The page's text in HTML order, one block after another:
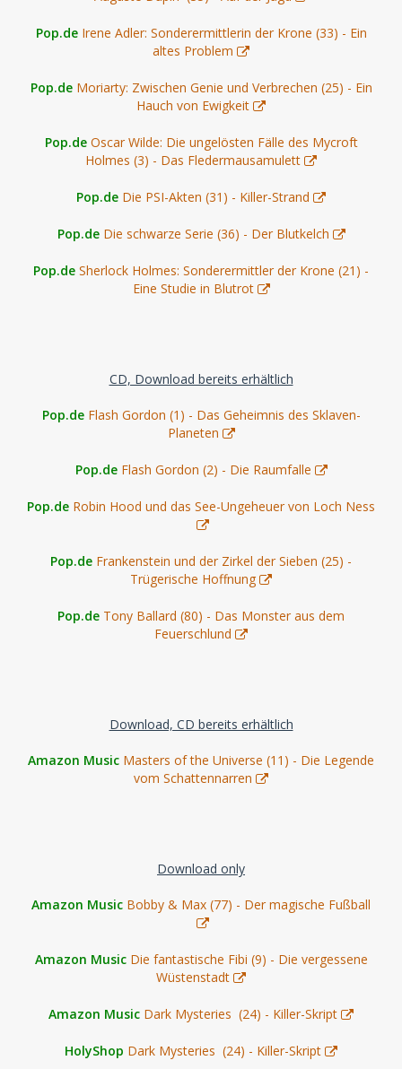
Pop.de Irene Adler: Sonderermittlerin der Krone (33) - Ein
altes Problem
Pop.de Moriarty: Zwischen Genie und Verbrechen (25) - Ein
Hauch von Ewigkeit
Pop.de Oscar Wilde: Die ungelösten Fälle des Mycroft
Holmes (3) - Das Fledermausamulett
Pop.de Die PSI-Akten (31) - Killer-Strand
Pop.de Die schwarze Serie (36) - Der Blutkelch
Pop.de Sherlock Holmes: Sonderermittler der Krone (21) -
Eine Studie in Blutrot
CD, Download bereits erhältlich
Pop.de Flash Gordon (1) - Das Geheimnis des Sklaven-
Planeten
Pop.de Flash Gordon (2) - Die Raumfalle
Pop.de Robin Hood und das See-Ungeheuer von Loch Ness
Pop.de Frankenstein und der Zirkel der Sieben (25) -
Trügerische Hoffnung
Pop.de Tony Ballard (80) - Das Monster aus dem
Feuerschlund
Download, CD bereits erhältlich
Amazon Music Masters of the Universe (11) - Die Legende
vom Schattennarren
Download only
Amazon Music Bobby & Max (77) - Der magische Fußball
Amazon Music Die fantastische Fibi (9) - Die vergessene
Wüstenstadt
Amazon Music Dark Mysteries (24) - Killer-Skript
HolyShop Dark Mysteries (24) - Killer-Skript